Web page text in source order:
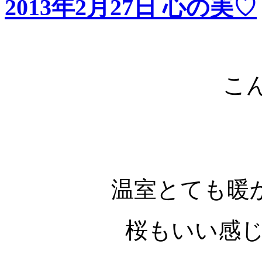
2013年2月27日 心の美♡
こ
温室とても暖
桜もいい感